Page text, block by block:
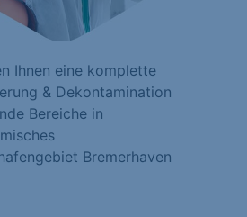
Ihnen eine komplette
& Dekontamination
Bereiche in
Bremerhaven